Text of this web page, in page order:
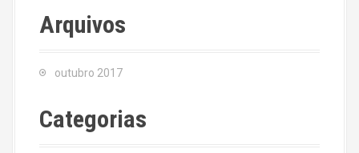
Arquivos
outubro 2017
Categorias